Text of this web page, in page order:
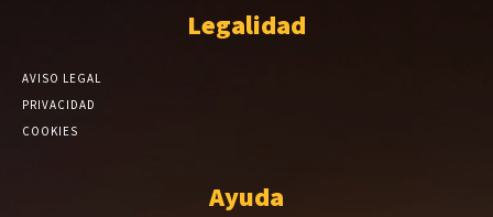
Legalidad
AVISO LEGAL
PRIVACIDAD
COOKIES
Ayuda